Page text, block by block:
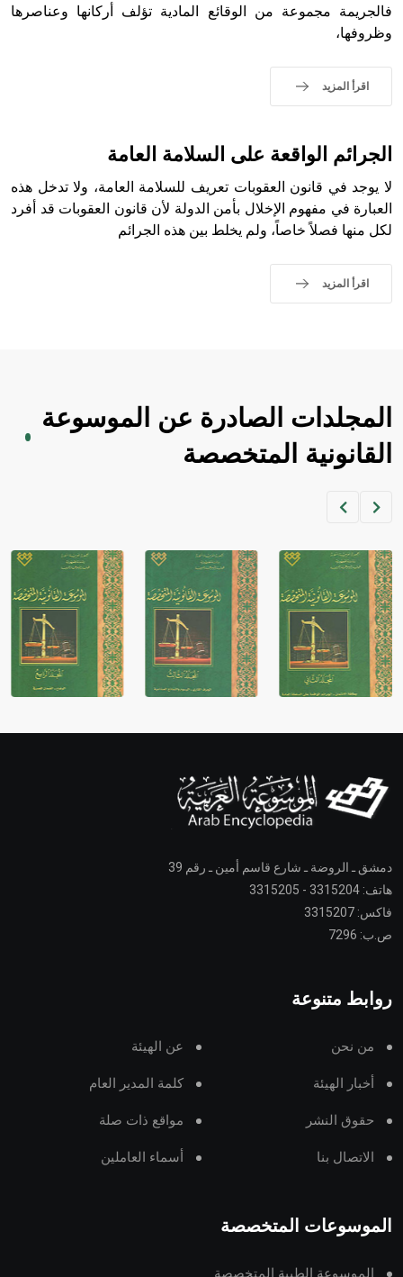
التاسع، وهم ينتسبون إلى أسرة أوسروين
sign تكتب منفصلة غير متصلة، وتعتمد المبدأ الأكوروفوني،
حيث تقتصر القيمة الصوتية للعلامة الك
فالجريمة مجموعة من الوقائع المادية تؤلف أركانها وعناصرها
وظروفها،
اقرأ المزيد
الجرائم الواقعة على السلامة العامة
لا يوجد في قانون العقوبات تعريف للسلامة العامة، ولا تدخل هذه
العبارة في مفهوم الإخلال بأمن الدولة لأن قانون العقوبات قد أفرد
لكل منها فصلاً خاصاً، ولم يخلط بين هذه الجرائم
اقرأ المزيد
المجلدات الصادرة عن الموسوعة
القانونية المتخصصة
دمشق ـ الروضة ـ شارع قاسم أمين ـ رقم 39
هاتف: 3315204 - 3315205
فاكس: 3315207
ص.ب: 7296
روابط متنوعة
من نحن عن الهيئة
أخبار الهيئة كلمة المدير العام
حقوق النشر مواقع ذات صلة
الاتصال بنا أسماء العاملين
الموسوعات المتخصصة
الموسوعة الطبية المتخصصة